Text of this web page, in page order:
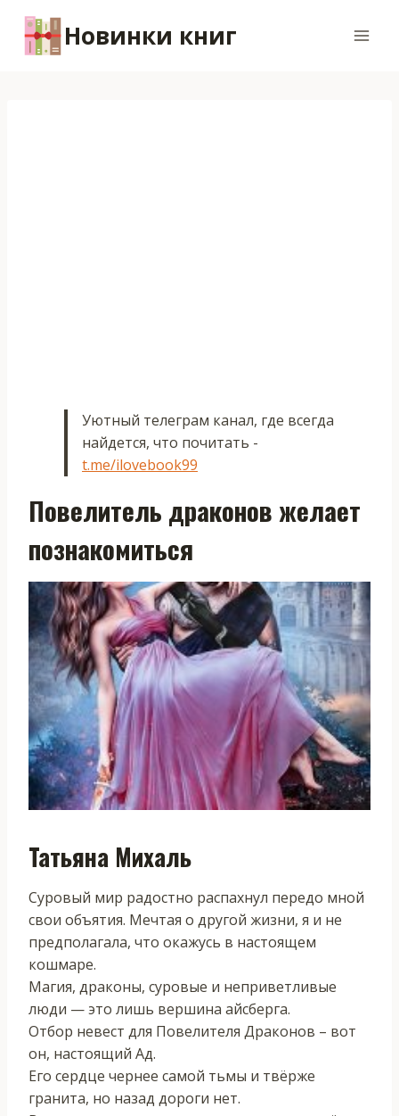
содержимому
Новинки книг
Уютный телеграм канал, где всегда
найдется, что почитать -
t.me/ilovebook99
Повелитель драконов желает
познакомиться
Татьяна Михаль
Суровый мир радостно распахнул передо мной
свои объятия. Мечтая о другой жизни, я и не
предполагала, что окажусь в настоящем
кошмаре.
Магия, драконы, суровые и неприветливые
люди — это лишь вершина айсберга.
Отбор невест для Повелителя Драконов – вот
он, настоящий Ад.
Его сердце чернее самой тьмы и твёрже
гранита, но назад дороги нет.